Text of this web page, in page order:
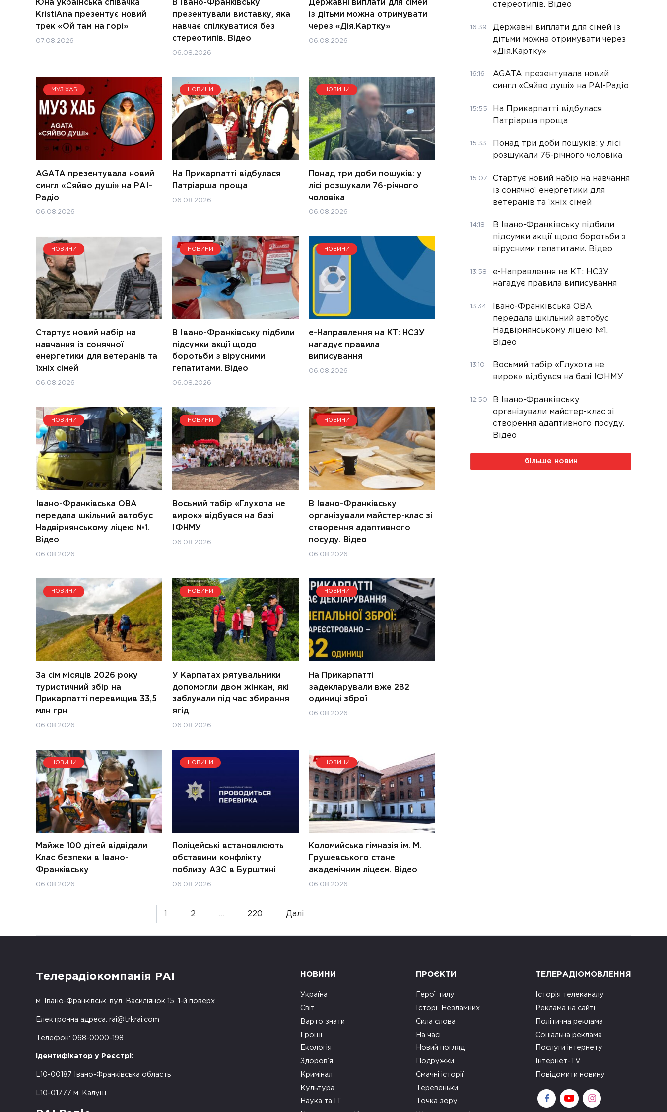
Юна українська співачка
KristiAna презентує новий
трек «Ой там на горі»
07.08.2026
В Івано-Франківську
презентували виставку, яка
навчає спілкуватися без
стереотипів. Відео
06.08.2026
Державні виплати для сімей
із дітьми можна отримувати
через «Дія.Картку»
06.08.2026
МУЗ ХАБ
AGATA презентувала новий
сингл «Сяйво душі» на РАІ-
Радіо
06.08.2026
НОВИНИ
На Прикарпатті відбулася
Патріарша проща
06.08.2026
НОВИНИ
Понад три доби пошуків: у
лісі розшукали 76-річного
чоловіка
06.08.2026
НОВИНИ
Стартує новий набір на
навчання із сонячної
енергетики для ветеранів та
їхніх сімей
06.08.2026
НОВИНИ
В Івано-Франківську підбили
підсумки акції щодо
боротьби з вірусними
гепатитами. Відео
06.08.2026
НОВИНИ
е-Направлення на КТ: НСЗУ
нагадує правила
виписування
06.08.2026
НОВИНИ
Івано-Франківська ОВА
передала шкільний автобус
Надвірнянському ліцею №1.
Відео
06.08.2026
НОВИНИ
Восьмий табір «Глухота не
вирок» відбувся на базі
ІФНМУ
06.08.2026
НОВИНИ
В Івано-Франківську
організували майстер-клас зі
створення адаптивного
посуду. Відео
06.08.2026
НОВИНИ
За сім місяців 2026 року
туристичний збір на
Прикарпатті перевищив 33,5
млн грн
06.08.2026
НОВИНИ
У Карпатах рятувальники
допомогли двом жінкам, які
заблукали під час збирання
ягід
06.08.2026
НОВИНИ
На Прикарпатті
задекларували вже 282
одиниці зброї
06.08.2026
НОВИНИ
Майже 100 дітей відвідали
Клас безпеки в Івано-
Франківську
06.08.2026
НОВИНИ
Поліцейські встановлюють
обставини конфлікту
поблизу АЗС в Бурштині
06.08.2026
НОВИНИ
Коломийська гімназія ім. М.
Грушевського стане
академічним ліцеєм. Відео
06.08.2026
2 … 220 Далі
стереотипів. Відео
16:39
Державні виплати для сімей із
дітьми можна отримувати через
«Дія.Картку»
16:16
AGATA презентувала новий
сингл «Сяйво душі» на РАІ-Радіо
15:55
На Прикарпатті відбулася
Патріарша проща
15:33
Понад три доби пошуків: у лісі
розшукали 76-річного чоловіка
15:07
Стартує новий набір на навчання
із сонячної енергетики для
ветеранів та їхніх сімей
14:18
В Івано-Франківську підбили
підсумки акції щодо боротьби з
вірусними гепатитами. Відео
13:58
е-Направлення на КТ: НСЗУ
нагадує правила виписування
13:34
Івано-Франківська ОВА
передала шкільний автобус
Надвірнянському ліцею №1.
Відео
13:10
Восьмий табір «Глухота не
вирок» відбувся на базі ІФНМУ
12:50
В Івано-Франківську
організували майстер-клас зі
створення адаптивного посуду.
Відео
більше новин
Телерадіокомпанія РАІ
м. Івано-Франківськ, вул. Василіянок 15, 1-й поверх
Електронна адреса: rai@trkrai.com
Телефон: 068-0000-198
Ідентифікатор у Реєстрі:
L10-00187 Івано-Франківська область
L10-01777 м. Калуш
НОВИНИ
Україна
Світ
Варто знати
Гроші
Екологія
Здоров’я
Кримінал
Культура
Наука та ІТ
ПРОЄКТИ
Герої тилу
Історії Незламних
Сила слова
На часі
Новий погляд
Подружки
Смачні історії
Теревеньки
Точка зору
ТЕЛЕРАДІОМОВЛЕННЯ
Історія телеканалу
Реклама на сайті
Політична реклама
Соціальна реклама
Послуги інтернету
Інтернет-TV
Повідомити новину